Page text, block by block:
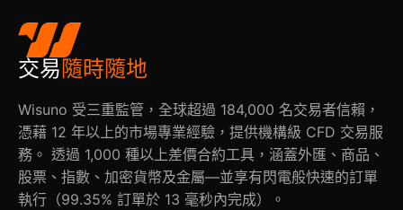
交易隨時隨地
Wisuno 受三重監管，全球超過 184,000 名交易者信賴，
憑藉 12 年以上的市場專業經驗，提供機構級 CFD 交易服
務。 透過 1,000 種以上差價合約工具，涵蓋外匯、商品、
股票、指數、加密貨幣及金屬—並享有閃電般快速的訂單
執行（99.35% 訂單於 13 毫秒內完成）。